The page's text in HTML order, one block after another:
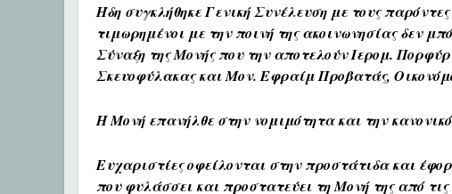
Ήδη συγκλήθηκε Γενική Συνέλευση με τους
τιμωρημένοι με την ποινή της ακοινωνησίας δεν
Σύναξη της Μονής που την αποτελούν Ιερομ.
Σκευοφύλακας και Μον. Εφραίμ Προβατάς,
Η Μονή επανήλθε στην νομιμότητα και την
Ευχαριστίες οφείλονται στην προστάτιδα και
που φυλάσσει και προστατεύει τη Μονή της από